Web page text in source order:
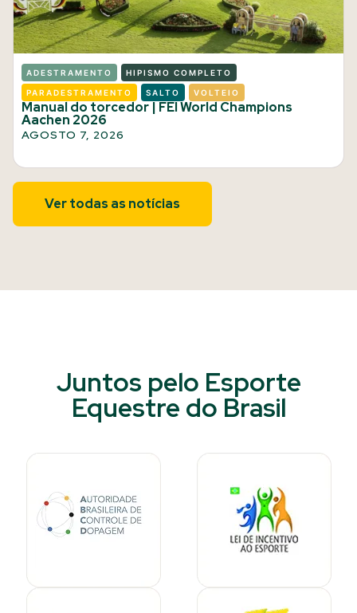
ADESTRAMENTO HIPISMO COMPLETO
PARADESTRAMENTO SALTO VOLTEIO
Manual do torcedor | FEI World Champions
Aachen 2026
AGOSTO 7, 2026
Ver todas as notícias
Juntos pelo Esporte
Equestre do Brasil​